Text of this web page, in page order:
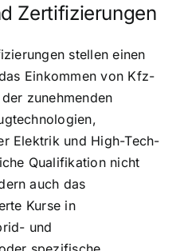
Zertifizierungen
stellen einen
Einkommen von Kfz-
zunehmenden
Elektrik und High-Tech-
Qualifikation nicht
auch das
Kurse in
und